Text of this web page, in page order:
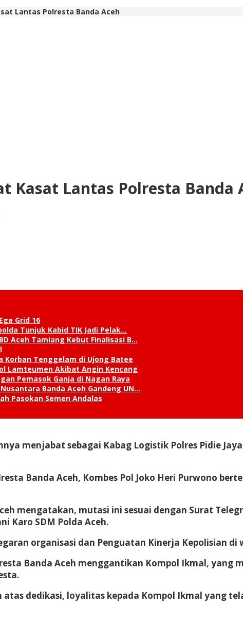
Lantas Polresta Banda Aceh
Kasat Lantas Polresta Banda
Grid 16
Tunjuk Kabid TIK Jadi Pelak…
Aceh Tamiang Kebut Finalisasi B…
Korban Tenggelam di Ujong Batee
Lamteumen Akibat Angin Kencang
Pemasok Ganja di Nagan Raya
Banda Aceh Gandeng UN…
Pasokan Semen Andalas
menjabat sebagai Kabag Logistik Polres Pidie
Banda Aceh, Kombes Pol Joko Heri Purwono
mengatakan, mutasi ini sesuai dengan Surat
Karo SDM Polda Aceh.
organisasi dan Penguatan Kinerja Kepolisian di
Banda Aceh menggantikan Kompol Ikmal, yang
dedikasi, loyalitas kepada Kompol Ikmal yang